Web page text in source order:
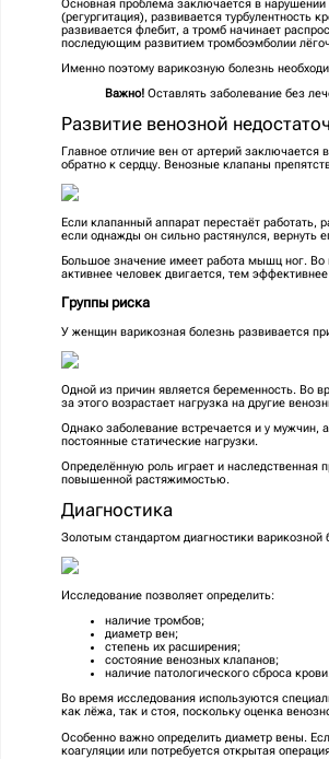
Основная проблема заключается в нарушении
(регургитация), развивается
развивается флебит, а тромб начинает
последующим развитием тромбоэмболии
Именно поэтому варикозную болезнь
Важно! Оставлять заболевание без
Развитие венозной
Главное отличие вен от артерий
обратно к сердцу. Венозные клапаны
Если клапанный аппарат перестаёт
если однажды он сильно растянулся, вернуть
Большое значение имеет работа мышц ног.
активнее человек двигается, тем
Группы риска
У женщин варикозная болезнь развивается
Одной из причин является беременность. Во
за этого возрастает нагрузка на другие
Однако заболевание встречается и у
постоянные статические нагрузки.
Определённую роль играет и наследственная
повышенной растяжимостью.
Диагностика
Золотым стандартом диагностики варикозной
Исследование позволяет определить:
наличие тромбов;
диаметр вен;
степень их расширения;
состояние венозных клапанов;
наличие патологического сброса
Во время исследования используются
как лёжа, так и стоя, поскольку оценка
Особенно важно определить диаметр вены.
коагуляции или потребуется открытая